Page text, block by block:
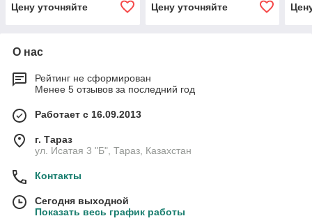
Цену уточняйте Цену уточняйте
О нас
Рейтинг не сформирован
Менее 5 отзывов за последний год
Работает с 16.09.2013
г. Тараз
ул. Исатая 3 "Б", Тараз, Казахстан
Контакты
Сегодня выходной
Показать весь график работы